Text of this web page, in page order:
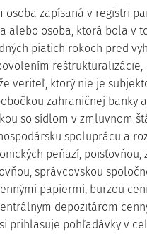
osoba zapísaná v registri
alebo osoba, ktorá bola v
piatich rokoch pred
reštrukturalizácie,
veriteľ, ktorý nie je
zahraničnej banky
so sídlom v zmluvnom
spoluprácu a
peňazí, poisťovňou,
správcovskou
papiermi, burzou
depozitárom
prihlasuje pohľadávky v